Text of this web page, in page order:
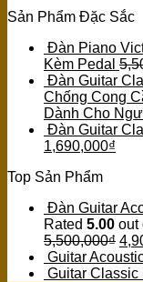
Sản Phẩm Đặc Sắc
Đàn Piano
Kèm Pedal
Đàn Guitar
Chống Cong
Dành Cho
Đàn Guitar
1,690,000₫
Top Sản Phẩm
Đàn Guitar
Rated 5.00 out
5,500,000₫
Guitar
Guitar